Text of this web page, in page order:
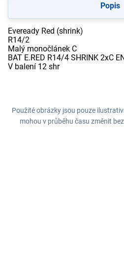
Popis
Eveready Red (shrink)
R14/2
Malý monočlánek C
BAT E.RED R14/4 SHRINK 2xC
V balení 12 shr
Použité obrázky jsou pouze
mohou v průběhu času změnit